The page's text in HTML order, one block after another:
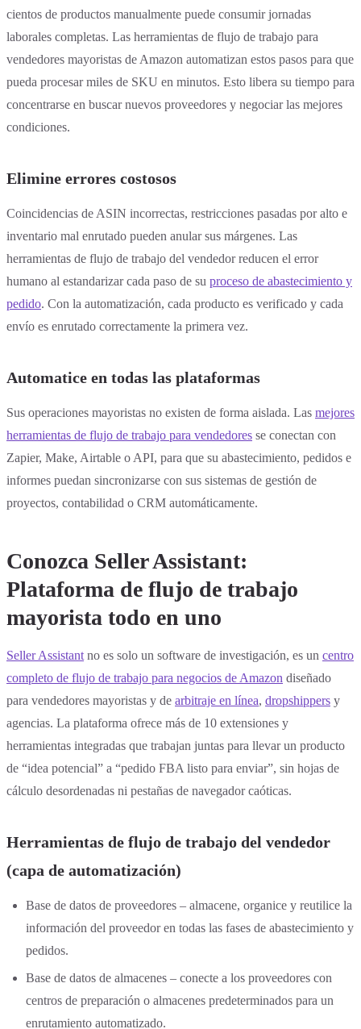
cientos de productos manualmente puede consumir jornadas
laborales completas. Las herramientas de flujo de trabajo para
vendedores mayoristas de Amazon automatizan estos pasos para que
pueda procesar miles de SKU en minutos. Esto libera su tiempo para
concentrarse en buscar nuevos proveedores y negociar las mejores
condiciones.
Elimine errores costosos
Coincidencias de ASIN incorrectas, restricciones pasadas por alto e
inventario mal enrutado pueden anular sus márgenes. Las
herramientas de flujo de trabajo del vendedor reducen el error
humano al estandarizar cada paso de su proceso de abastecimiento y
pedido. Con la automatización, cada producto es verificado y cada
envío es enrutado correctamente la primera vez.
Automatice en todas las plataformas
Sus operaciones mayoristas no existen de forma aislada. Las mejores
herramientas de flujo de trabajo para vendedores se conectan con
Zapier, Make, Airtable o API, para que su abastecimiento, pedidos e
informes puedan sincronizarse con sus sistemas de gestión de
proyectos, contabilidad o CRM automáticamente.
Conozca Seller Assistant:
Plataforma de flujo de trabajo
mayorista todo en uno
Seller Assistant no es solo un software de investigación, es un centro
completo de flujo de trabajo para negocios de Amazon diseñado
para vendedores mayoristas y de arbitraje en línea, dropshippers y
agencias. La plataforma ofrece más de 10 extensiones y
herramientas integradas que trabajan juntas para llevar un producto
de “idea potencial” a “pedido FBA listo para enviar”, sin hojas de
cálculo desordenadas ni pestañas de navegador caóticas.
Herramientas de flujo de trabajo del vendedor
(capa de automatización)
Base de datos de proveedores – almacene, organice y reutilice la
información del proveedor en todas las fases de abastecimiento y
pedidos.
Base de datos de almacenes – conecte a los proveedores con
centros de preparación o almacenes predeterminados para un
enrutamiento automatizado.